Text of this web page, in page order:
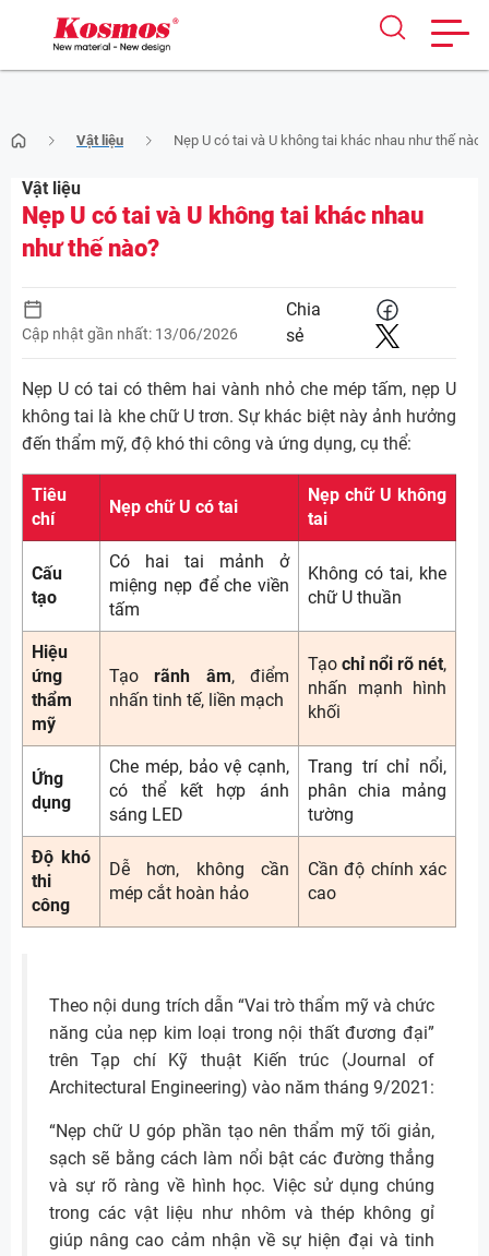
to
content
Vật liệu Nẹp U có tai và U không tai khác nhau như thế nào?
Vật liệu
Nẹp U có tai và U không tai khác nhau
như thế nào?
Cập nhật gần nhất: 13/06/2026
Chia
sẻ
Nẹp U có tai có thêm hai vành nhỏ che mép tấm, nẹp U
không tai là khe chữ U trơn. Sự khác biệt này ảnh hưởng
đến thẩm mỹ, độ khó thi công và ứng dụng, cụ thể:
Tiêu
chí
Nẹp chữ U có tai
Nẹp chữ U không
tai
Cấu
tạo
Có hai tai mảnh ở
miệng nẹp để che viền
tấm
Không có tai, khe
chữ U thuần
Hiệu
ứng
thẩm
mỹ
Tạorãnh âm, điểm
nhấn tinh tế, liền mạch
Tạo chỉ nổi rõ nét,
nhấn mạnh hình
khối
Ứng
dụng
Che mép, bảo vệ cạnh,
có thể kết hợp ánh
sáng LED
Trang trí chỉ nổi,
phân chia mảng
tường
Độ khó
thi
công
Dễ hơn, không cần
mép cắt hoàn hảo
Cần độ chính xác
cao
Theo nội dung trích dẫn “Vai trò thẩm mỹ và chức
năng của nẹp kim loại trong nội thất đương đại”
trên Tạp chí Kỹ thuật Kiến trúc (Journal of
Architectural Engineering) vào năm tháng 9/2021:
“Nẹp chữ U góp phần tạo nên thẩm mỹ tối giản,
sạch sẽ bằng cách làm nổi bật các đường thẳng
và sự rõ ràng về hình học. Việc sử dụng chúng
trong các vật liệu như nhôm và thép không gỉ
giúp nâng cao cảm nhận về sự hiện đại và tinh